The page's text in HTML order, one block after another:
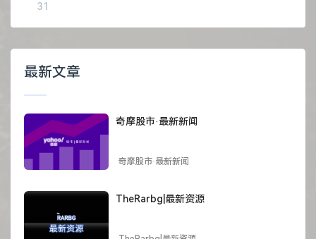
31
最新文章
奇摩股市·最新新闻
奇摩股市·最新新闻
TheRarbg|最新资源